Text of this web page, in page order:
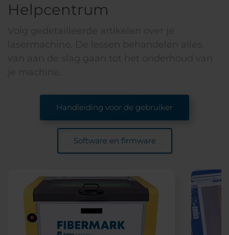
Helpcentrum
Handleiding voor de gebruiker
Software en firmware